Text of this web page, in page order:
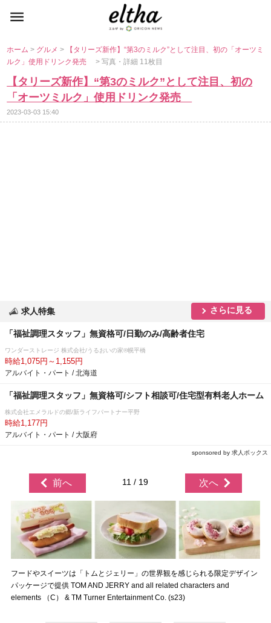
ホーム> グルメ>
【タリーズ新作】“第3のミルク”として注目、初の「オーツミ
ルク」使用ドリンク発売> 写真・詳細 11枚目
【タリーズ新作】“第3のミルク”として注目、初の
「オーツミルク」使用ドリンク発売
2023-03-03 15:40
求人特集 さらに見る
「福祉調理スタッフ」無資格可/日勤のみ/高齢者住宅
ワンダーストレージ 株式会社/うるおいの家®幌平橋
時給1,075円～1,155円
アルバイト・パート / 北海道
「福祉調理スタッフ」無資格可/シフト相談可/住宅型有料老人ホーム
株式会社エメラルドの郷/新ライフパートナー平野
時給1,177円
アルバイト・パート / 大阪府
sponsored by 求人ボックス
前へ 11 / 19 次へ
フードやスイーツは「トムとジェリー」の世界観を感じられる限定デザイン
パッケージで提供 TOM AND JERRY and all related characters and
elements （C） & TM Turner Entertainment Co. (s23)